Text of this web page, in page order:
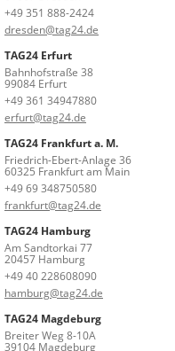
+49 351 888-2424
dresden@tag24.de
TAG24 Erfurt
Bahnhofstraße 38
99084 Erfurt
+49 361 34947880
erfurt@tag24.de
TAG24 Frankfurt a. M.
Friedrich-Ebert-Anlage 36
60325 Frankfurt am Main
+49 69 348750580
frankfurt@tag24.de
TAG24 Hamburg
Am Sandtorkai 77
20457 Hamburg
+49 40 228608090
hamburg@tag24.de
TAG24 Magdeburg
Breiter Weg 8-10A
39104 Magdeburg